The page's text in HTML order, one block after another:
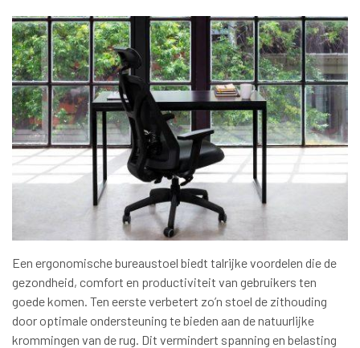
Een ergonomische bureaustoel biedt talrijke voordelen die de
gezondheid, comfort en productiviteit van gebruikers ten
goede komen. Ten eerste verbetert zo’n stoel de zithouding
door optimale ondersteuning te bieden aan de natuurlijke
krommingen van de rug. Dit vermindert spanning en belasting